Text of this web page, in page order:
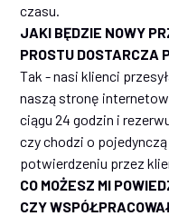
czasu.
JAKI BĘDZIE NOWY
PROSTU DOSTARCZA
Tak - nasi klienci
naszą stronę
ciągu 24 godzin i
czy chodzi o
potwierdzeniu przez
CO MOŻESZ MI
CZY